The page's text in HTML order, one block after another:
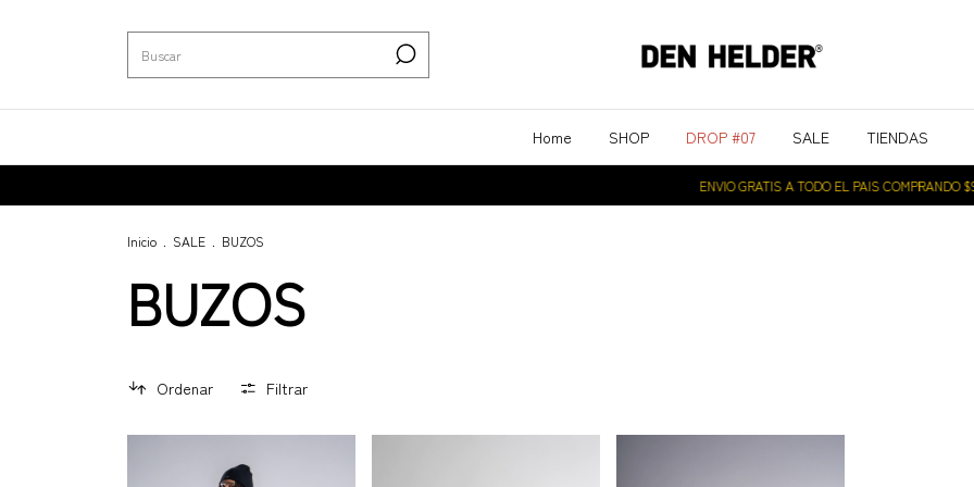
Home SHOP DROP #07 SALE TIENDAS
ENVIO GRATIS A TODO EL PAIS COMPRANDO
Inicio SALE BUZOS
BUZOS
Ordenar Filtrar